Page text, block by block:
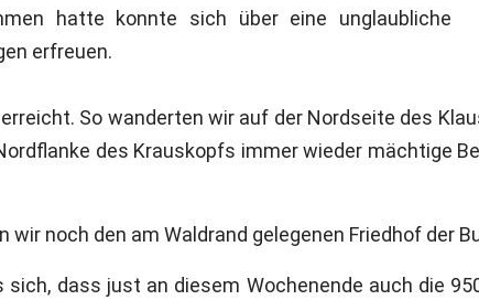
hatte konnte sich über eine unglaubliche
erfreuen.
So wanderten wir auf der Nordseite des
des Krauskopfs immer wieder mächtige
wir noch den am Waldrand gelegenen Friedhof
dass just an diesem Wochenende auch die